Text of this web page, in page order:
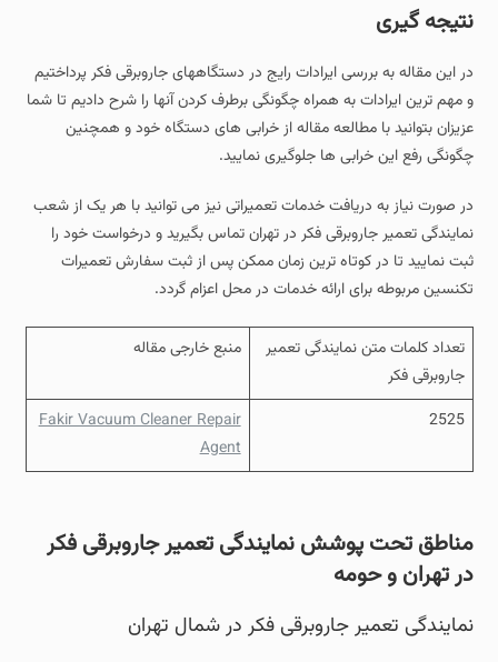
نتیجه گیری
در این مقاله به بررسی ایرادات رایج در دستگاههای جاروبرقی فکر پرداختیم
و مهم ترین ایرادات به همراه چگونگی برطرف کردن آنها را شرح دادیم تا شما
عزیزان بتوانید با مطالعه مقاله از خرابی های دستگاه خود و همچنین
چگونگی رفع این خرابی ها جلوگیری نمایید.
در صورت نیاز به دریافت خدمات تعمیراتی نیز می توانید با هر یک از شعب
نمایندگی تعمیر جاروبرقی فکر در تهران تماس بگیرید و درخواست خود را
ثبت نمایید تا در کوتاه ترین زمان ممکن پس از ثبت سفارش تعمیرات
تکنسین مربوطه برای ارائه خدمات در محل اعزام گردد.
تعداد کلمات متن نمایندگی تعمیر
جاروبرقی فکر
منبع خارجی مقاله
2525
Fakir Vacuum Cleaner Repair
Agent
مناطق تحت پوشش نمایندگی تعمیر جاروبرقی فکر
در تهران و حومه
نمایندگی تعمیر جاروبرقی فکر در شمال تهران